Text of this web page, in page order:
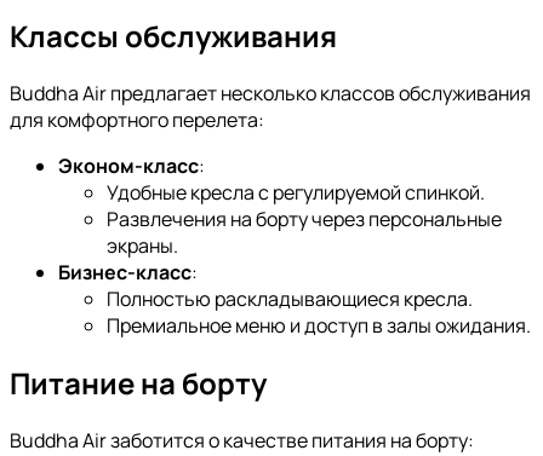
Классы обслуживания
Buddha Air предлагает несколько классов обслуживания
для комфортного перелета:
Эконом-класс:
Удобные кресла с регулируемой спинкой.
Развлечения на борту через персональные
экраны.
Бизнес-класс:
Полностью раскладывающиеся кресла.
Премиальное меню и доступ в залы ожидания.
Питание на борту
Buddha Air заботится о качестве питания на борту: